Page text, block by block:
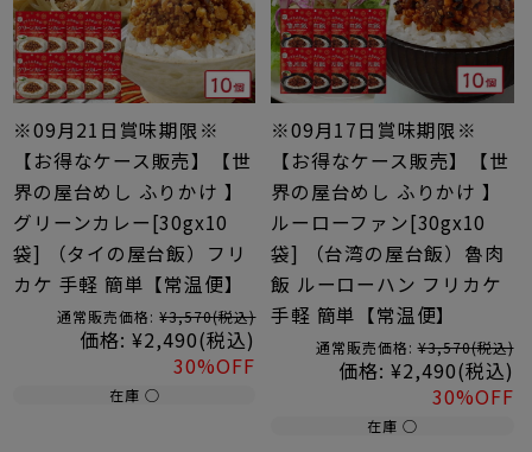
※09月21日賞味期限※
【お得なケース販売】【世
界の屋台めし ふりかけ 】
グリーンカレー[30gx10
袋] （タイの屋台飯）フリ
カケ 手軽 簡単【常温便】
通常販売価格: ¥3,570(税込)
価格: ¥2,490(税込)
30%OFF
在庫 ○
※09月17日賞味期限※
【お得なケース販売】【世
界の屋台めし ふりかけ 】
ルーローファン[30gx10
袋] （台湾の屋台飯）魯肉
飯 ルーローハン フリカケ
手軽 簡単【常温便】
通常販売価格: ¥3,570(税込)
価格: ¥2,490(税込)
30%OFF
在庫 ○